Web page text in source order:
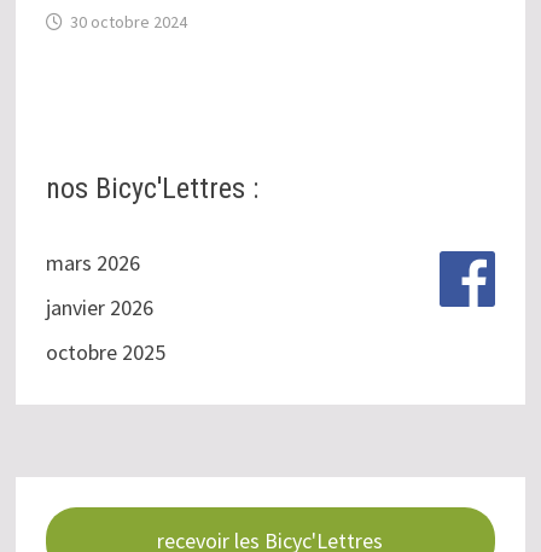
30 octobre 2024
nos Bicyc'Lettres :
mars 2026
janvier 2026
octobre 2025
recevoir les Bicyc'Lettres